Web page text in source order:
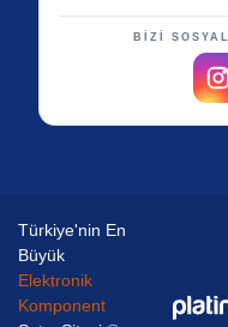
BİZİ
Türkiye'nin En
Büyük
Elektronik
Komponent